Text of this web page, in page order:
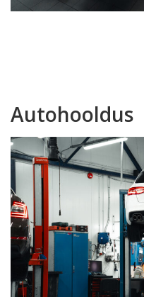
Autohooldus